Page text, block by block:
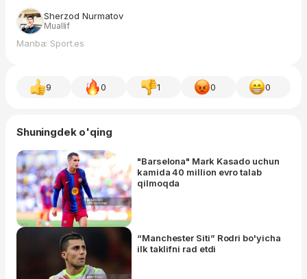
Sherzod Nurmatov
Muallif
Manba: Sport.es
9 0 1 0 0
Shuningdek o'qing
"Barselona" Mark Kasado uchun
kamida 40 million evro talab
qilmoqda
“Manchester Siti” Rodri bo'yicha
ilk taklifni rad etdi